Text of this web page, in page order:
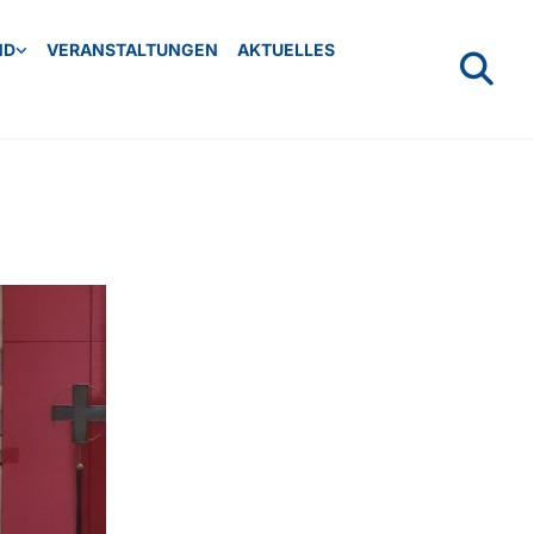
VERANSTALTUNGEN AKTUELLES